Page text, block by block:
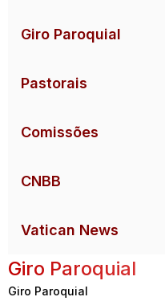
Giro Paroquial
Pastorais
Comissões
CNBB
Vatican News
Giro Paroquial
Giro Paroquial